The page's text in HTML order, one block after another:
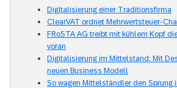
Digitalisierung einer Traditionsfirma
ClearVAT ordnet Mehrwertsteuer-
FRoSTA AG treibt mit kühlem Kopf
voran
Digitalisierung im Mittelstand: Mit
neuen Business Modell
So wagen Mittelständler den Sprung